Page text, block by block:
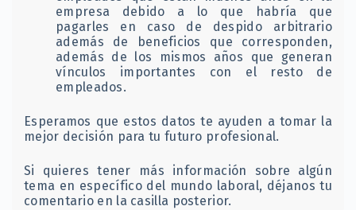
empresa debido a lo que habría que
pagarles en caso de despido arbitrario
además de beneficios que corresponden,
además de los mismos años que generan
vínculos importantes con el resto de
empleados.
Esperamos que estos datos te ayuden a tomar la
mejor decisión para tu futuro profesional.
Si quieres tener más información sobre algún
tema en específico del mundo laboral, déjanos tu
comentario en la casilla posterior.